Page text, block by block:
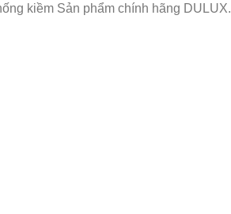
kiềm Sản phẩm chính hãng DULUX.